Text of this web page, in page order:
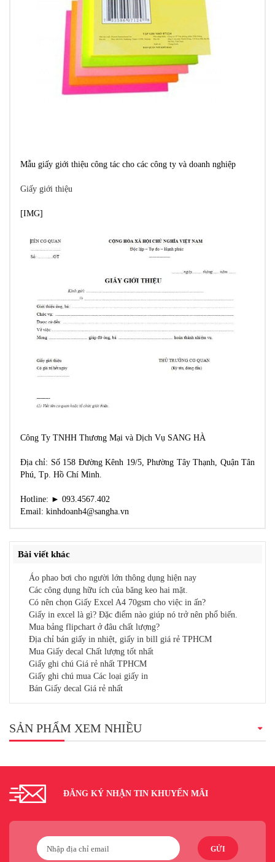
Mẫu giấy giới thiệu công tác cho các công ty và doanh nghiệp
Giấy giới thiệu
[​IMG]
Công Ty TNHH Thương Mại và Dịch Vụ SANG HÀ
Địa chỉ: Số 158 Đường Kênh 19/5, Phường Tây Thạnh, Quận Tân
Phú, Tp. Hồ Chí Minh.
Hotline: ► 093.4567.402
Email: kinhdoanh4@sangha.vn
Bài viết khác
Áo phao bơi cho người lớn thông dụng hiện nay
Các công dụng hữu ích của băng keo hai mặt.
Có nên chọn Giấy Excel A4 70gsm cho việc in ấn?
Giấy in excel là gì? Đặc điểm nào giúp nó trở nên phổ biến.
Mua bảng flipchart ở đâu chất lượng?
Địa chỉ bán giấy in nhiệt, giấy in bill giá rẻ TPHCM
Mua Giấy decal Chất lượng tốt nhất
Giấy ghi chú Giá rẻ nhất TPHCM
Giấy ghi chú mua Các loại giấy in
Bán Giấy decal Giá rẻ nhất
SẢN PHẨM XEM NHIỀU
ĐĂNG KÝ NHẬN TIN KHUYẾN MÃI
GỬI